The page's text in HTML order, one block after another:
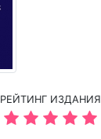
РЕЙТИНГ ИЗДАНИЯ